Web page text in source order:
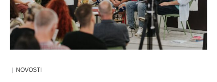
| NOVOSTI